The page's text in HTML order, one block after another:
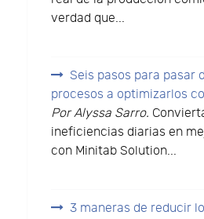
verdad que...
Seis pasos para pasar
procesos a optimizarlos
Por Alyssa Sarro.
ineficiencias diarias en
con Minitab Solution...
3 maneras de reducir